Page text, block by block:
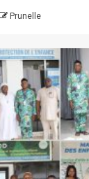
Prunelle